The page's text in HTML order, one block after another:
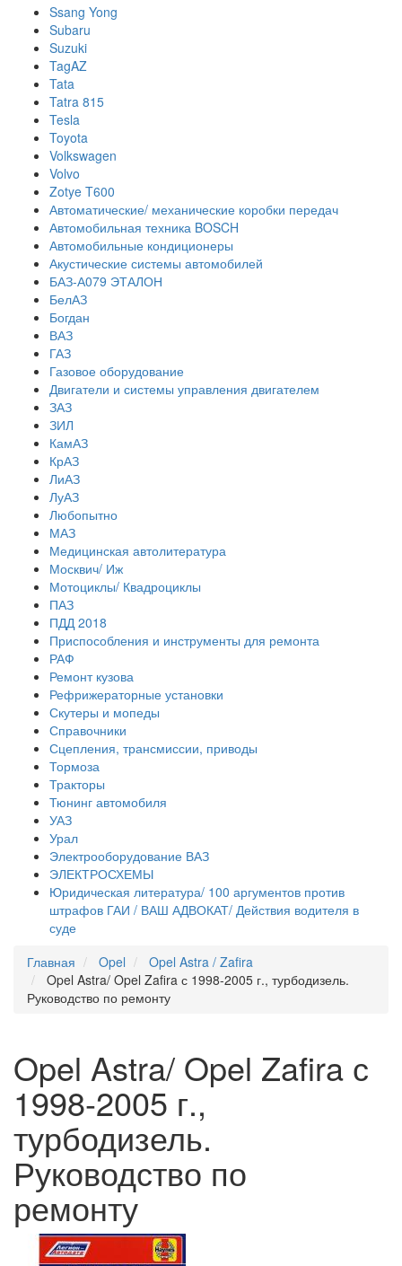
Ssang Yong
Subaru
Suzuki
TagAZ
Tata
Tatra 815
Tesla
Toyota
Volkswagen
Volvo
Zotye T600
Автоматические/ механические коробки передач
Автомобильная техника BOSCH
Автомобильные кондиционеры
Акустические системы автомобилей
БАЗ-А079 ЭТАЛОН
БелАЗ
Богдан
ВАЗ
ГАЗ
Газовое оборудование
Двигатели и системы управления двигателем
ЗАЗ
ЗИЛ
КамАЗ
КрАЗ
ЛиАЗ
ЛуАЗ
Любопытно
МАЗ
Медицинская автолитература
Москвич/ Иж
Мотоциклы/ Квадроциклы
ПАЗ
ПДД 2018
Приспособления и инструменты для ремонта
РАФ
Ремонт кузова
Рефрижераторные установки
Скутеры и мопеды
Справочники
Сцепления, трансмиссии, приводы
Тормоза
Тракторы
Тюнинг автомобиля
УАЗ
Урал
Электрооборудование ВАЗ
ЭЛЕКТРОСХЕМЫ
Юридическая литература/ 100 аргументов против
штрафов ГАИ / ВАШ АДВОКАТ/ Действия водителя в
суде
Главная
Opel
Opel Astra / Zafira
Opel Astra/ Opel Zafira с 1998-2005 г., турбодизель.
Руководство по ремонту
Opel Astra/ Opel Zafira с
1998-2005 г.,
турбодизель.
Руководство по
ремонту